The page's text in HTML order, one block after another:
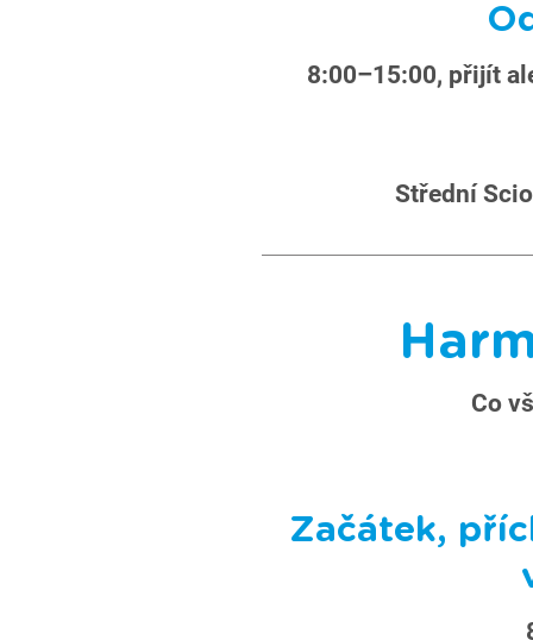
8:00–15:00, přijít
Střední
H
Co
Začátek,